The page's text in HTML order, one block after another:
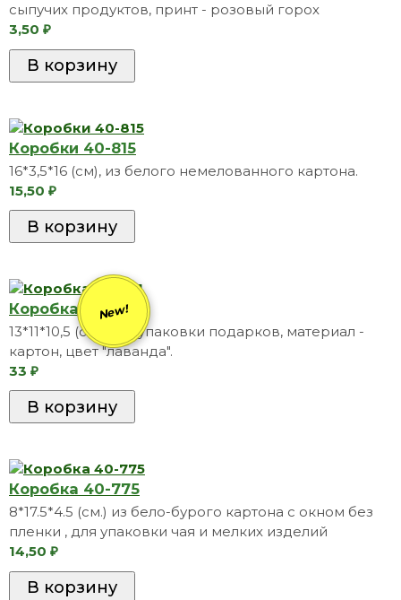
сыпучих продуктов, принт - розовый горох
3,50 ₽
Коробки 40-815
16*3,5*16 (см), из белого немелованного картона.
15,50 ₽
New!
Коробка 40-791
13*11*10,5 (см), для упаковки подарков, материал -
картон, цвет "лаванда".
33 ₽
Коробка 40-775
8*17.5*4.5 (см.) из бело-бурого картона с окном без
пленки , для упаковки чая и мелких изделий
14,50 ₽